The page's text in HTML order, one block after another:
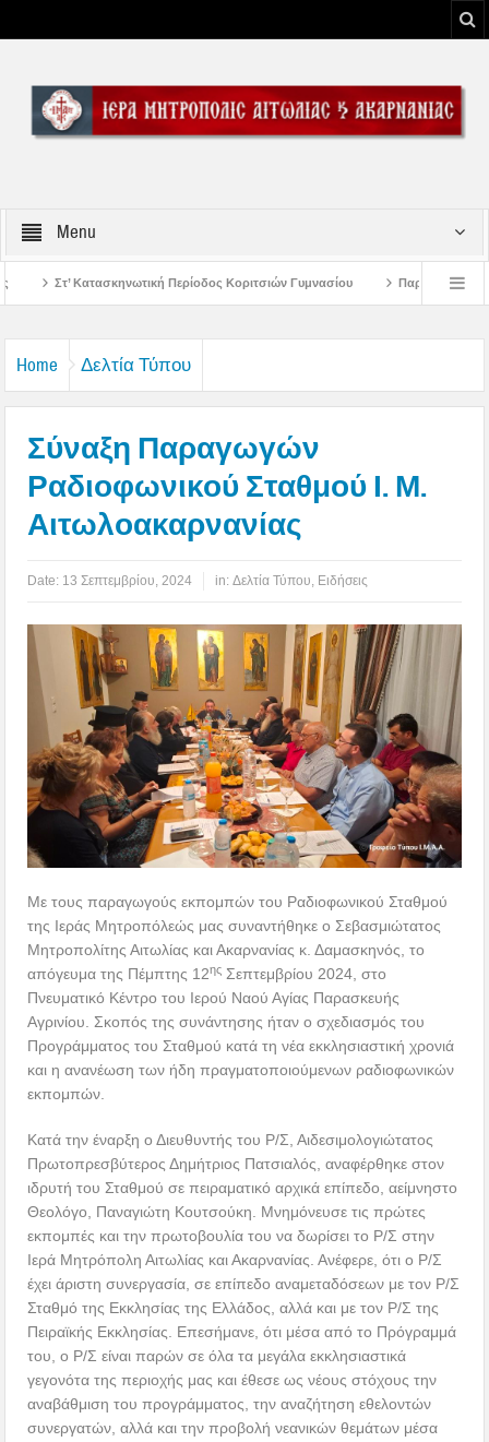
Menu
Κοριτσιών Γυμνασίου Παρακλήσεις πρώτης εβδομάδος
Home Δελτία Τύπου
Σύναξη Παραγωγών
Ραδιοφωνικού Σταθμού Ι. Μ.
Αιτωλοακαρνανίας
Date: 13 Σεπτεμβρίου, 2024 in:Δελτία Τύπου Ειδήσεις
Με τους παραγωγούς εκπομπών του Ραδιοφωνικού Σταθμού
της Ιεράς Μητροπόλεώς μας συναντήθηκε ο Σεβασμιώτατος
Μητροπολίτης Αιτωλίας και Ακαρνανίας κ. Δαμασκηνός, το
απόγευμα της Πέμπτης 12ης Σεπτεμβρίου 2024, στο
Πνευματικό Κέντρο του Ιερού Ναού Αγίας Παρασκευής
Αγρινίου. Σκοπός της συνάντησης ήταν ο σχεδιασμός του
Προγράμματος του Σταθμού κατά τη νέα εκκλησιαστική χρονιά
και η ανανέωση των ήδη πραγματοποιούμενων ραδιοφωνικών
εκπομπών.
Κατά την έναρξη ο Διευθυντής του Ρ/Σ, Αιδεσιμολογιώτατος
Πρωτοπρεσβύτερος Δημήτριος Πατσιαλός, αναφέρθηκε στον
ιδρυτή του Σταθμού σε πειραματικό αρχικά επίπεδο, αείμνηστο
Θεολόγο, Παναγιώτη Κουτσούκη. Μνημόνευσε τις πρώτες
εκπομπές και την πρωτοβουλία του να δωρίσει το Ρ/Σ στην
Ιερά Μητρόπολη Αιτωλίας και Ακαρνανίας. Ανέφερε, ότι ο Ρ/Σ
έχει άριστη συνεργασία, σε επίπεδο αναμεταδόσεων με τον Ρ/Σ
Σταθμό της Εκκλησίας της Ελλάδος, αλλά και με τον Ρ/Σ της
Πειραϊκής Εκκλησίας. Επεσήμανε, ότι μέσα από το Πρόγραμμά
του, ο Ρ/Σ είναι παρών σε όλα τα μεγάλα εκκλησιαστικά
γεγονότα της περιοχής μας και έθεσε ως νέους στόχους την
αναβάθμιση του προγράμματος, την αναζήτηση εθελοντών
συνεργατών, αλλά και την προβολή νεανικών θεμάτων μέσα